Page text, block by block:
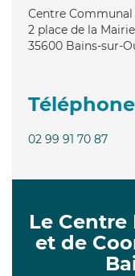
Centre
2 place de la Mairie
35600 Bains-sur-
Téléphone
02 99 91 70 87
Le Centre
et de